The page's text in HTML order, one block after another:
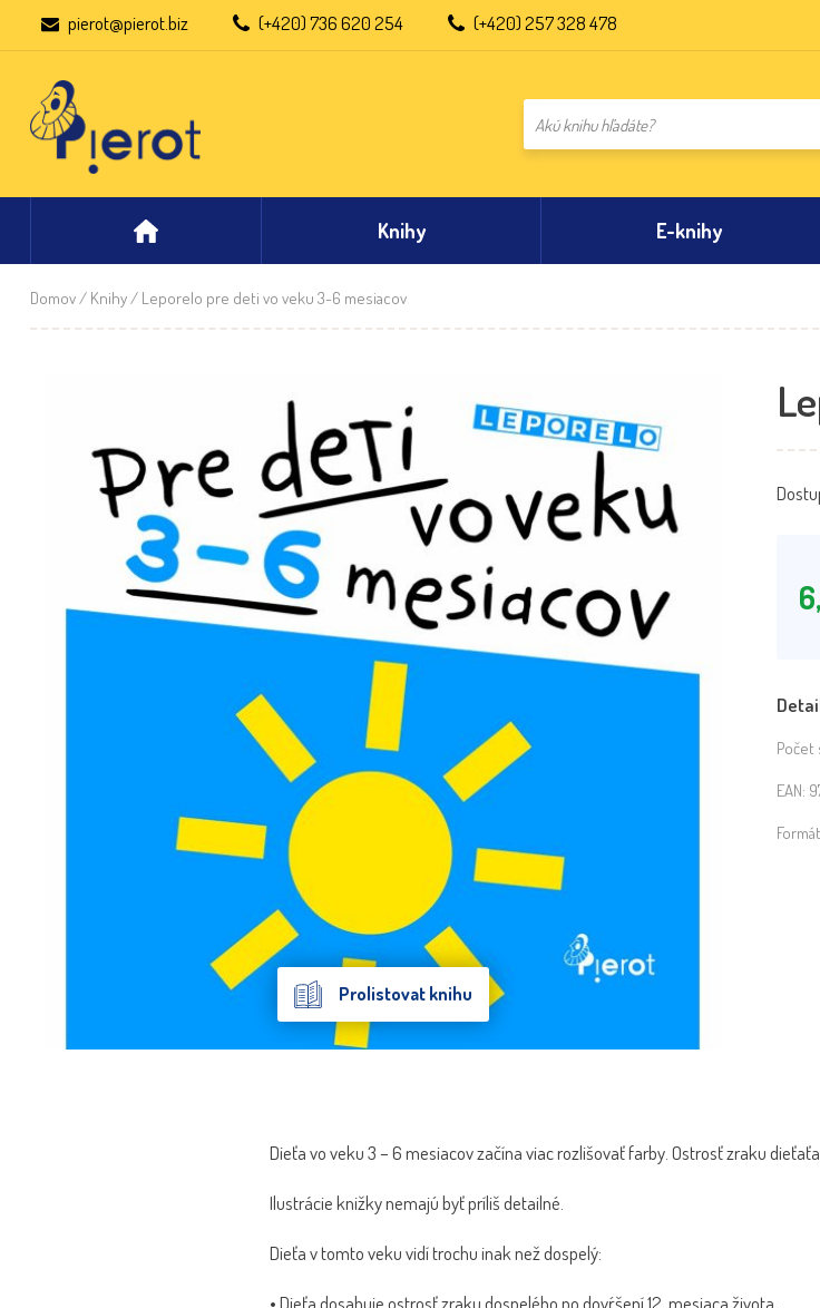
pierot@pierot.biz (+420) 736 620 254 (+420) 257 328 478
Knihy E-knihy
Domov/ Knihy/ Leporelo pre deti vo veku 3-6 mesiacov
Prolistovat knihu
Počet
EAN:
Dieťa vo veku 3 – 6 mesiacov začína viac rozlišovať farby. Ostrosť zraku
Ilustrácie knižky nemajú byť príliš detailné.
Dieťa v tomto veku vidí trochu inak než dospelý: